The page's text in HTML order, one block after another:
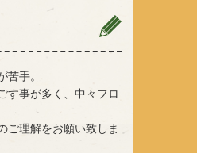
苦手。
す事が多く、中々フロ
ご理解をお願い致しま